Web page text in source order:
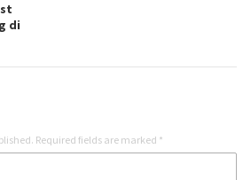
di
Required fields are marked *